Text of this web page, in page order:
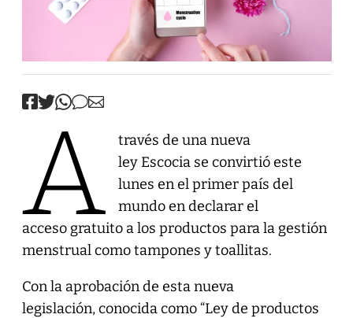
A
través de una nueva
ley Escocia se convirtió este
lunes en el primer país del
mundo en declarar el
acceso gratuito a los productos para la gestión
menstrual como tampones y toallitas.
Con la aprobación de esta nueva
legislación, conocida como “Ley de productos